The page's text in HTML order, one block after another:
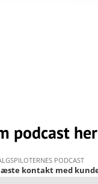
podcast her